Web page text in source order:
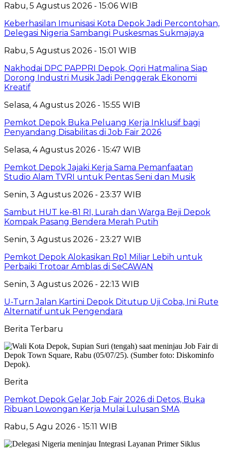
Rabu, 5 Agustus 2026 - 15:06 WIB
Keberhasilan Imunisasi Kota Depok Jadi Percontohan,
Delegasi Nigeria Sambangi Puskesmas Sukmajaya
Rabu, 5 Agustus 2026 - 15:01 WIB
Nakhodai DPC PAPPRI Depok, Qori Hatmalina Siap
Dorong Industri Musik Jadi Penggerak Ekonomi
Kreatif
Selasa, 4 Agustus 2026 - 15:55 WIB
Pemkot Depok Buka Peluang Kerja Inklusif bagi
Penyandang Disabilitas di Job Fair 2026
Selasa, 4 Agustus 2026 - 15:47 WIB
Pemkot Depok Jajaki Kerja Sama Pemanfaatan
Studio Alam TVRI untuk Pentas Seni dan Musik
Senin, 3 Agustus 2026 - 23:37 WIB
Sambut HUT ke-81 RI, Lurah dan Warga Beji Depok
Kompak Pasang Bendera Merah Putih
Senin, 3 Agustus 2026 - 23:27 WIB
Pemkot Depok Alokasikan Rp1 Miliar Lebih untuk
Perbaiki Trotoar Amblas di SeCAWAN
Senin, 3 Agustus 2026 - 22:13 WIB
U-Turn Jalan Kartini Depok Ditutup Uji Coba, Ini Rute
Alternatif untuk Pengendara
Berita Terbaru
Berita
Pemkot Depok Gelar Job Fair 2026 di Detos, Buka
Ribuan Lowongan Kerja Mulai Lulusan SMA
Rabu, 5 Agu 2026 - 15:11 WIB